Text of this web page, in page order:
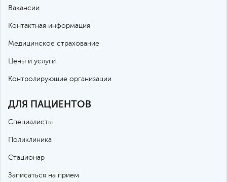
Вакансии
Контактная информация
Медицинское страхование
Цены и услуги
Контролирующие организации
ДЛЯ ПАЦИЕНТОВ
Специалисты
Поликлиника
Стационар
Записаться на прием